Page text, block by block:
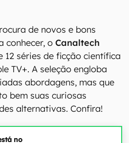
de novos e bons
conhecer, o Canaltech
12 séries de ficção científica
TV+. A seleção engloba
abordagens, mas que
bem suas curiosas
alternativas. Confira!
no